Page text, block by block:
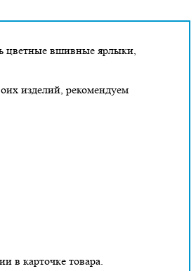
цветные вшивные ярлыки,
изделий, рекомендуем
в карточке товара.